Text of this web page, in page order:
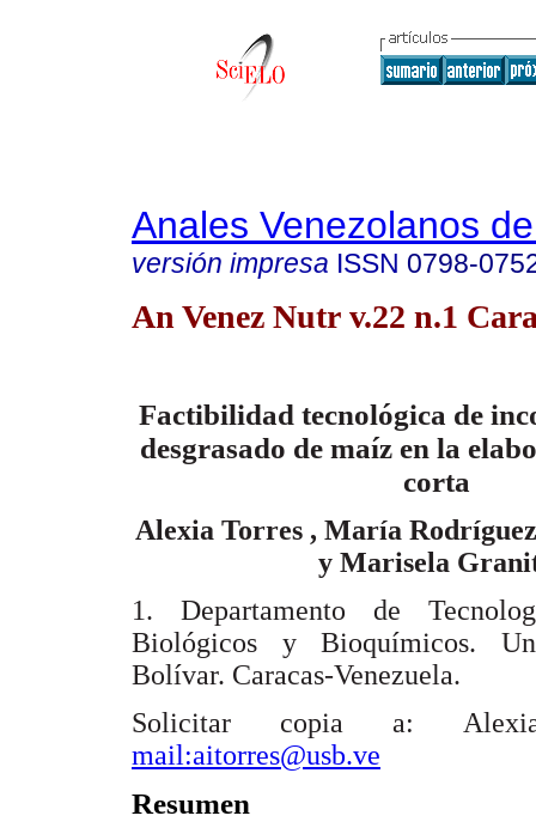
Anales Venezolanos
versión impresa ISSN 0798-
An Venez Nutr v.22 n.1
Factibilidad tecnológica de
desgrasado de maíz en la
corta
Alexia Torres , María
y Marisela
1. Departamento de
Biológicos y Bioquímicos.
Bolívar. Caracas-Venezuela.
Solicitar copia a:
mail:aitorres@usb.ve
Resumen